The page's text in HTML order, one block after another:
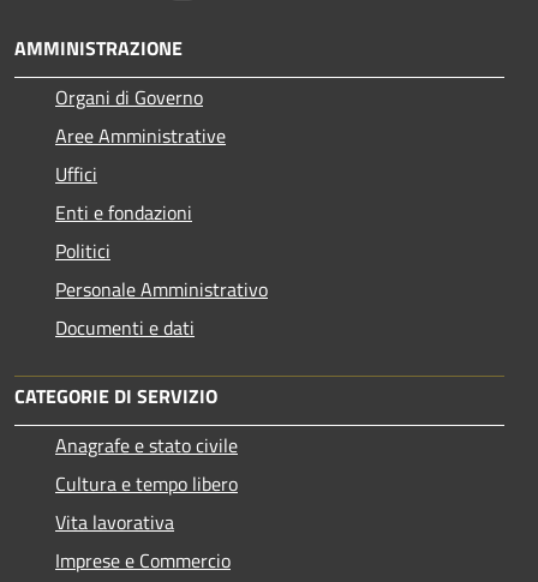
AMMINISTRAZIONE
Organi di Governo
Aree Amministrative
Uffici
Enti e fondazioni
Politici
Personale Amministrativo
Documenti e dati
CATEGORIE DI SERVIZIO
Anagrafe e stato civile
Cultura e tempo libero
Vita lavorativa
Imprese e Commercio